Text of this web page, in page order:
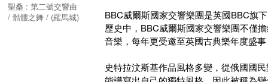
聖桑 : 第二號交響曲
/ 骷髏之舞 / (羅馬城)
BBC威爾斯國家交響樂團是英國BBC旗
歷史中，BBC威爾斯國家交響樂團不僅
音樂，每年更受邀至英國古典樂年度盛
史特拉汶斯基作品風格多變，從俄國國